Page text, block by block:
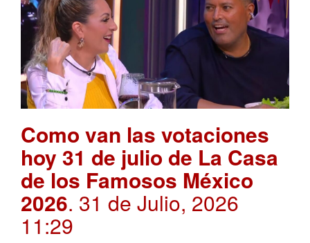
Como van las votaciones
hoy 31 de julio de La Casa
de los Famosos México
2026. 31 de Julio, 2026
11:29